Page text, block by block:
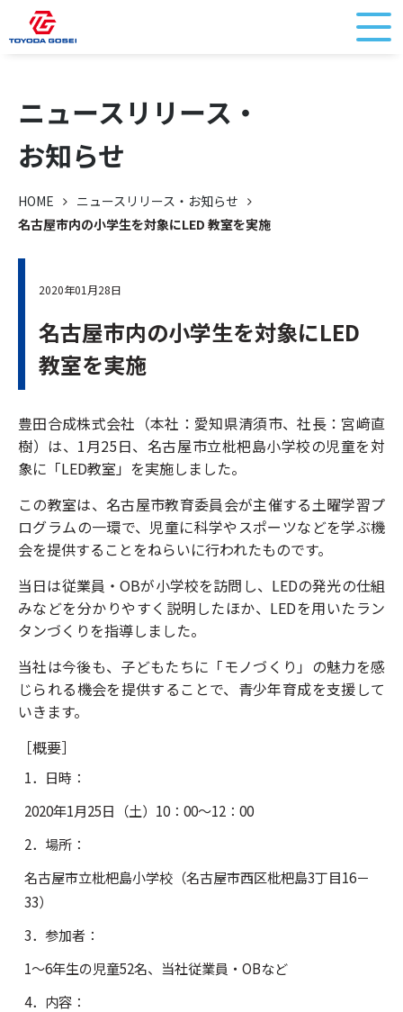
ニュースリリース・
お知らせ
HOME
ニュースリリース・お知らせ
名古屋市内の小学生を対象にLED 教室を実施
2020年01月28日
名古屋市内の小学生を対象にLED
教室を実施
豊田合成株式会社（本社：愛知県清須市、社長：宮﨑直
樹）は、1月25日、名古屋市立枇杷島小学校の児童を対
象に「LED教室」を実施しました。
この教室は、名古屋市教育委員会が主催する土曜学習プ
ログラムの一環で、児童に科学やスポーツなどを学ぶ機
会を提供することをねらいに行われたものです。
当日は従業員・OBが小学校を訪問し、LEDの発光の仕組
みなどを分かりやすく説明したほか、LEDを用いたラン
タンづくりを指導しました。
当社は今後も、子どもたちに「モノづくり」の魅力を感
じられる機会を提供することで、青少年育成を支援して
いきます。
［概要］
1．日時：
2020年1月25日（土）10：00～12：00
2．場所：
名古屋市立枇杷島小学校（名古屋市西区枇杷島3丁目16－
33）
3．参加者：
1～6年生の児童52名、当社従業員・OBなど
4．内容：